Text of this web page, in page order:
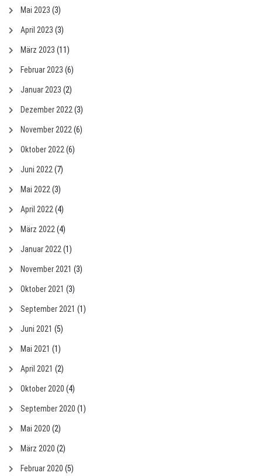
Mai 2023 (3)
April 2023 (3)
März 2023 (11)
Februar 2023 (6)
Januar 2023 (2)
Dezember 2022(3)
November 2022(6)
Oktober 2022(6)
Juni 2022(7)
Mai 2022(3)
April 2022(4)
März 2022(4)
Januar 2022(1)
November 2021 (3)
Oktober 2021 (3)
September 2021 (1)
Juni 2021 (5)
Mai 2021 (1)
April 2021 (2)
Oktober 2020 (4)
September 2020 (1)
Mai 2020 (2)
März 2020 (2)
Februar 2020 (5)